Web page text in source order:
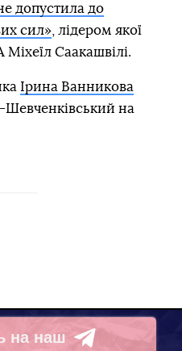
допустила до
сил», лідером якої
Саакашвілі.
Ірина Ванникова
Шевченківський на
на наш